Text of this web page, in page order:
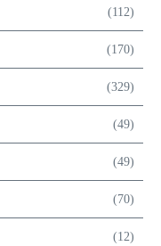
(112)
(170)
(329)
(49)
(49)
(70)
(12)